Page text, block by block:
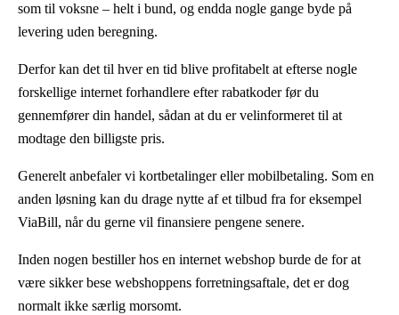
som til voksne – helt i bund, og endda nogle gange byde på
levering uden beregning.
Derfor kan det til hver en tid blive profitabelt at efterse nogle
forskellige internet forhandlere efter rabatkoder før du
gennemfører din handel, sådan at du er velinformeret til at
modtage den billigste pris.
Generelt anbefaler vi kortbetalinger eller mobilbetaling. Som en
anden løsning kan du drage nytte af et tilbud fra for eksempel
ViaBill, når du gerne vil finansiere pengene senere.
Inden nogen bestiller hos en internet webshop burde de for at
være sikker bese webshoppens forretningsaftale, det er dog
normalt ikke særlig morsomt.